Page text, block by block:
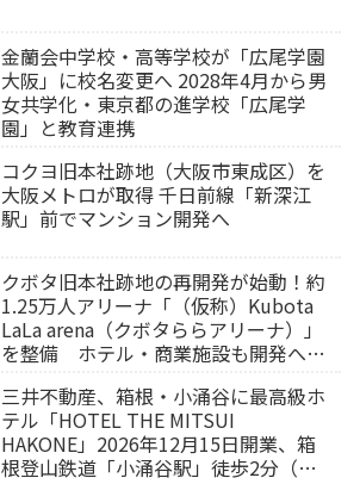
金蘭会中学校・高等学校が「広尾学園
大阪」に校名変更へ 2028年4月から男
女共学化・東京都の進学校「広尾学
園」と教育連携
コクヨ旧本社跡地（大阪市東成区）を
大阪メトロが取得 千日前線「新深江
駅」前でマンション開発へ
クボタ旧本社跡地の再開発が始動！約
1.25万人アリーナ「（仮称）Kubota
LaLa arena（クボタららアリーナ）」
を整備 ホテル・商業施設も開発へ
三井不動産、箱根・小涌谷に最高級ホ
テル「HOTEL THE MITSUI
HAKONE」2026年12月15日開業、箱
根登山鉄道「小涌谷駅」徒歩2分（旅